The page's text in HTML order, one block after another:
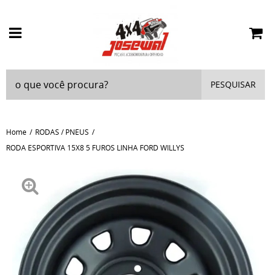
PESQUISAR
Home
RODAS / PNEUS
RODA ESPORTIVA 15X8 5 FUROS LINHA FORD WILLYS